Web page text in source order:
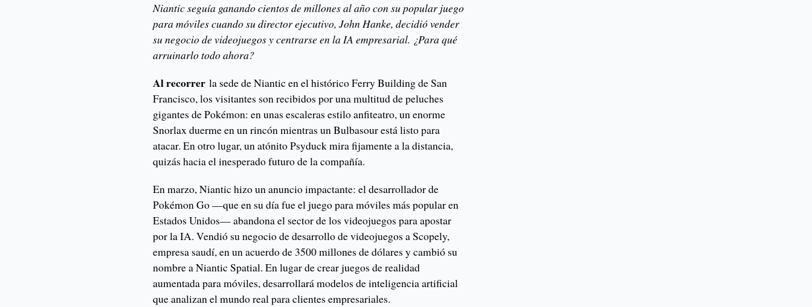
Niantic seguía ganando cientos de millones al año con su popular juego
para móviles cuando su director ejecutivo, John Hanke, decidió vender
su negocio de videojuegos y centrarse en la IA empresarial. ¿Para qué
arruinarlo todo ahora?
Al recorrer la sede de Niantic en el histórico Ferry Building de San
Francisco, los visitantes son recibidos por una multitud de peluches
gigantes de Pokémon: en unas escaleras estilo anfiteatro, un enorme
Snorlax duerme en un rincón mientras un Bulbasour está listo para
atacar. En otro lugar, un atónito Psyduck mira fijamente a la distancia,
quizás hacia el inesperado futuro de la compañía.
En marzo, Niantic hizo un anuncio impactante: el desarrollador de
Pokémon Go —que en su día fue el juego para móviles más popular en
Estados Unidos— abandona el sector de los videojuegos para apostar
por la IA. Vendió su negocio de desarrollo de videojuegos a Scopely,
empresa saudí, en un acuerdo de 3500 millones de dólares y cambió su
nombre a Niantic Spatial. En lugar de crear juegos de realidad
aumentada para móviles, desarrollará modelos de inteligencia artificial
que analizan el mundo real para clientes empresariales.